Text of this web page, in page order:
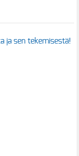
ja sen tekemisestä!